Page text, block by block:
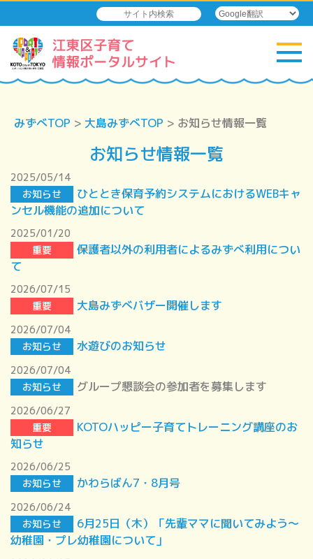
みずべTOP > 大島みずべTOP > お知らせ情報一覧
お知らせ情報一覧
2025/05/14
お知らせ
ひととき保育予約システムにおけるWEBキャ
ンセル機能の追加について
2025/01/20
重要
保護者以外の利用者によるみずべ利用につい
て
2026/07/15
重要
大島みずべバザー開催します
2026/07/04
お知らせ
水遊びのお知らせ
2026/07/04
お知らせ
グループ懇談会の参加者を募集します
2026/06/27
重要
KOTOハッピー子育てトレーニング講座のお
知らせ
2026/06/25
お知らせ
かわらばん7・8月号
2026/06/24
お知らせ
6月25日（木）「先輩ママに聞いてみよう～
幼稚園・プレ幼稚園について」